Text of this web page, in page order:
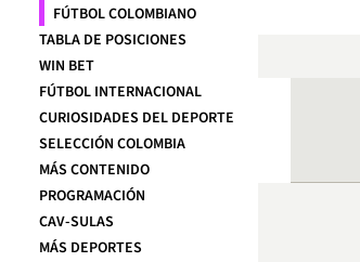
FÚTBOL COLOMBIANO
TABLA DE POSICIONES
WIN BET
FÚTBOL INTERNACIONAL
CURIOSIDADES DEL DEPORTE
SELECCIÓN COLOMBIA
MÁS CONTENIDO
PROGRAMACIÓN
CAV-SULAS
MÁS DEPORTES